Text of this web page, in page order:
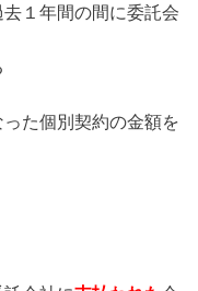
１年間の間に委託会
た個別契約の金額を